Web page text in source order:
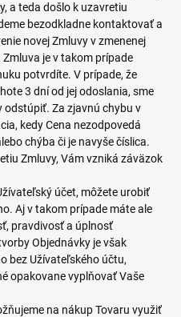
a teda došlo k uzavretiu
bezodkladne kontaktovať a
novej Zmluvy v zmenenej
je v takom prípade
potvrdíte. V prípade, že
3 dní od jej odoslania, sme
odstúpiť. Za zjavnú chybu v
kedy Cena nezodpovedá
chýba či je navyše číslica.
Zmluvy, Vám vzniká záväzok
účet, môžete urobiť
Aj v takom prípade máte ale
pravdivosť a úplnosť
Objednávky je však
bez Užívateľského účtu,
opakovane vyplňovať Vaše
na nákup Tovaru využiť